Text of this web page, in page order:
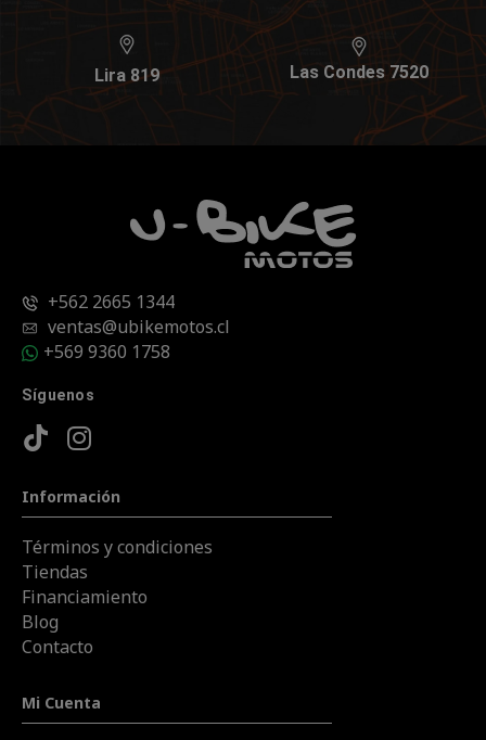
Lira 819 Las Condes 7520
+562 2665 1344
ventas@ubikemotos.cl
+569 9360 1758
Síguenos
Información
Términos y condiciones
Tiendas
Financiamiento
Blog
Contacto
Mi Cuenta